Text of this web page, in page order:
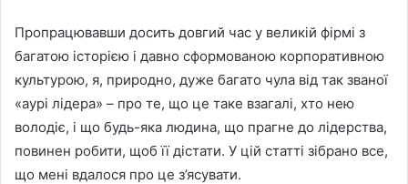
Пропрацювавши досить довгий час у великій фірмі з
багатою історією і давно сформованою корпоративною
культурою, я, природно, дуже багато чула від так званої
«аурі лідера» – про те, що це таке взагалі, хто нею
володіє, і що будь-яка людина, що прагне до лідерства,
повинен робити, щоб її дістати. У цій статті зібрано все,
що мені вдалося про це з’ясувати.